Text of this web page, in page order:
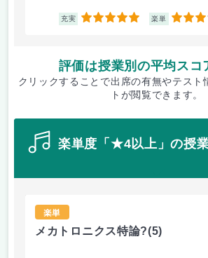
充実 5 楽単 3
評価は授業別の平均スコ
クリックすることで出席の有無やテスト
トが閲覧できます。
楽単度「★4以上」の授
楽単
メカトロニクス特論?(5)